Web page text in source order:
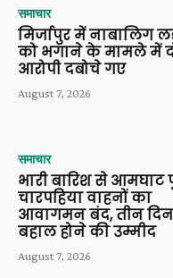
समाचार
मिर्जापुर में नाबालिग
को भगाने के मामले में
आरोपी दबोचे गए
August 7, 2026
समाचार
भारी बारिश से आमघाट
चारपहिया वाहनों का
आवागमन बंद, तीन
बहाल होने की उम्मीद
August 7, 2026